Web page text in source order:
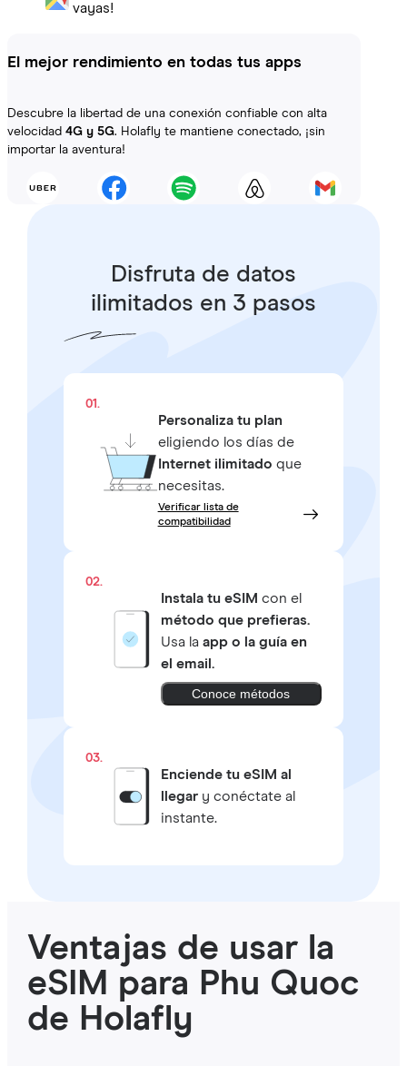
vayas!
El mejor rendimiento en todas tus apps
Descubre la libertad de una conexión confiable con alta
velocidad 4G y 5G. Holafly te mantiene conectado, ¡sin
importar la aventura!
Disfruta de datos
ilimitados en 3 pasos
01.
Personaliza tu plan
eligiendo los días de
Internet ilimitado que
necesitas.
Verificar lista de
compatibilidad
02.
Instala tu eSIM con el
método que prefieras.
Usa la app o la guía en
el email.
Conoce métodos
03.
Enciende tu eSIM al
llegary conéctate al
instante.
Ventajas de usar la
eSIM para Phu Quoc
de Holafly